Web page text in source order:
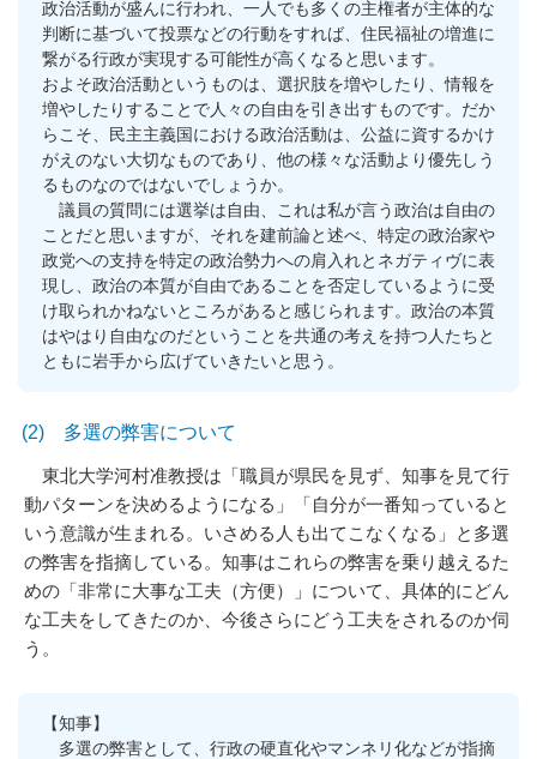
政治活動が盛んに行われ、一人でも多くの主権者が主体的な
判断に基づいて投票などの行動をすれば、住民福祉の増進に
繋がる行政が実現する可能性が高くなると思います。
およそ政治活動というものは、選択肢を増やしたり、情報を
増やしたりすることで人々の自由を引き出すものです。だか
らこそ、民主主義国における政治活動は、公益に資するかけ
がえのない大切なものであり、他の様々な活動より優先しう
るものなのではないでしょうか。
議員の質問には選挙は自由、これは私が言う政治は自由の
ことだと思いますが、それを建前論と述べ、特定の政治家や
政党への支持を特定の政治勢力への肩入れとネガティヴに表
現し、政治の本質が自由であることを否定しているように受
け取られかねないところがあると感じられます。政治の本質
はやはり自由なのだということを共通の考えを持つ人たちと
ともに岩手から広げていきたいと思う。
(2) 多選の弊害について
東北大学河村准教授は「職員が県民を見ず、知事を見て行
動パターンを決めるようになる」「自分が一番知っていると
いう意識が生まれる。いさめる人も出てこなくなる」と多選
の弊害を指摘している。知事はこれらの弊害を乗り越えるた
めの「非常に大事な工夫（方便）」について、具体的にどん
な工夫をしてきたのか、今後さらにどう工夫をされるのか伺
う。
【知事】
多選の弊害として、行政の硬直化やマンネリ化などが指摘